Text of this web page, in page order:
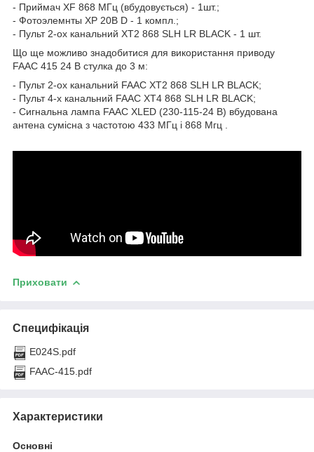
- Приймач XF 868 МГц (вбудовується) - 1шт.;
- Фотоэлемнты XP 20B D - 1 компл.;
- Пульт 2-ох канальний XT2 868 SLH LR BLACK - 1 шт.
Що ще можливо знадобитися для використання приводу
FAAC 415 24 В стулка до 3 м:
- Пульт 2-ох канальний FAAC XT2 868 SLH LR BLACK;
- Пульт 4-х канальний FAAC XT4 868 SLH LR BLACK;
- Сигнальна лампа FAAC XLED (230-115-24 В) вбудована
антена сумісна з частотою 433 МГц і 868 Мгц .
Приховати
Специфікація
E024S.pdf
FAAC-415.pdf
Характеристики
Основні